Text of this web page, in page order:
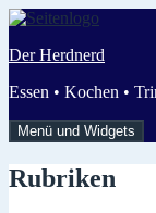
Zum
springen
Der Herdnerd
Essen • Kochen •
Menü und Widgets
Rubriken